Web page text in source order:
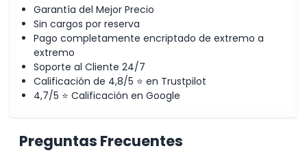
Garantía del Mejor Precio
Sin cargos por reserva
Pago completamente encriptado de extremo a
extremo
Soporte al Cliente 24/7
Calificación de 4,8/5 ⭐ en Trustpilot
4,7/5 ⭐ Calificación en Google
Preguntas Frecuentes